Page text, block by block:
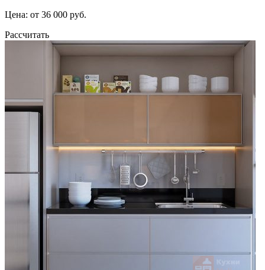
Цена: от 36 000 руб.
Рассчитать